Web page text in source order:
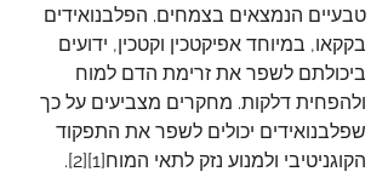
טבעיים הנמצאים בצמחים. הפלבנואידים
בקקאו, במיוחד אפיקטכין וקטכין, ידועים
ביכולתם לשפר את זרימת הדם למוח
ולהפחית דלקות. מחקרים מצביעים על כך
שפלבנואידים יכולים לשפר את התפקוד
הקוגניטיבי ולמנוע נזק לתאי המוח[1][2].